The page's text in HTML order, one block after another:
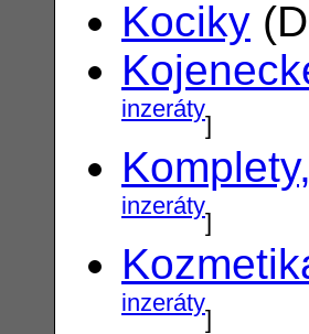
Kociky
inzeráty]
inzeráty]
inzeráty]